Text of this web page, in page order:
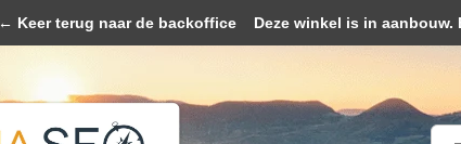
Wij slaan cookies op om onze website te
← Keer terug naar de backoffice Deze winkel is in aanbouw.